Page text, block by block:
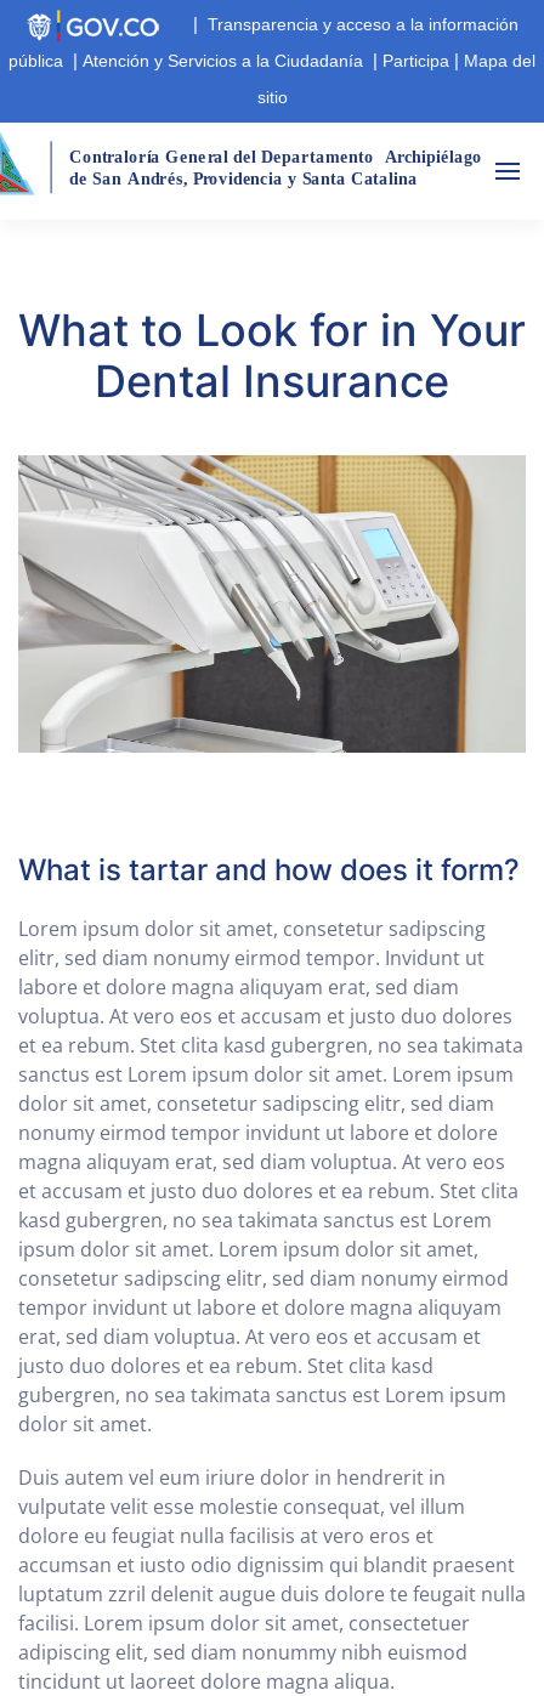
| Transparencia y acceso a la información
pública | Atención y Servicios a la Ciudadanía | Participa | Mapa del
sitio
Contraloría General del Departamento Archipiélago
de San Andrés, Providencia y Santa Catalina
What to Look for in Your
Dental Insurance
What is tartar and how does it form?
Lorem ipsum dolor sit amet, consetetur sadipscing
elitr, sed diam nonumy eirmod tempor. Invidunt ut
labore et dolore magna aliquyam erat, sed diam
voluptua. At vero eos et accusam et justo duo dolores
et ea rebum. Stet clita kasd gubergren, no sea takimata
sanctus est Lorem ipsum dolor sit amet. Lorem ipsum
dolor sit amet, consetetur sadipscing elitr, sed diam
nonumy eirmod tempor invidunt ut labore et dolore
magna aliquyam erat, sed diam voluptua. At vero eos
et accusam et justo duo dolores et ea rebum. Stet clita
kasd gubergren, no sea takimata sanctus est Lorem
ipsum dolor sit amet. Lorem ipsum dolor sit amet,
consetetur sadipscing elitr, sed diam nonumy eirmod
tempor invidunt ut labore et dolore magna aliquyam
erat, sed diam voluptua. At vero eos et accusam et
justo duo dolores et ea rebum. Stet clita kasd
gubergren, no sea takimata sanctus est Lorem ipsum
dolor sit amet.
Duis autem vel eum iriure dolor in hendrerit in
vulputate velit esse molestie consequat, vel illum
dolore eu feugiat nulla facilisis at vero eros et
accumsan et iusto odio dignissim qui blandit praesent
luptatum zzril delenit augue duis dolore te feugait nulla
facilisi. Lorem ipsum dolor sit amet, consectetuer
adipiscing elit, sed diam nonummy nibh euismod
tincidunt ut laoreet dolore magna aliqua.